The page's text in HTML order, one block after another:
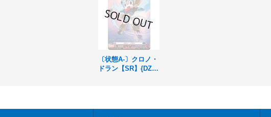
〔状態A-〕クロノ・
ドラン【SR】{DZ-S